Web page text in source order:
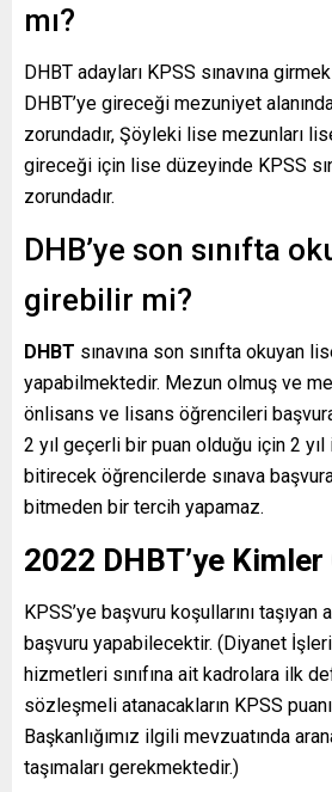
mı?
DHBT adayları KPSS sınavına
DHBT’ye gireceği mezuniyet
zorundadır, Şöyleki lise mezunları
gireceği için lise düzeyinde KPSS
zorundadır.
DHB’ye son sınıfta
girebilir mi?
DHBT sınavına son sınıfta okuyan
yapabilmektedir. Mezun olmuş ve
önlisans ve lisans öğrencileri
2 yıl geçerli bir puan olduğu için 2
bitirecek öğrencilerde sınava
bitmeden bir tercih yapamaz.
2022 DHBT’ye
KPSS’ye başvuru koşullarını taşıyan
başvuru yapabilecektir. (Diyanet İşleri
hizmetleri sınıfına ait kadrolara ilk
sözleşmeli atanacakların KPSS
Başkanlığımız ilgili mevzuatında
taşımaları gerekmektedir.)